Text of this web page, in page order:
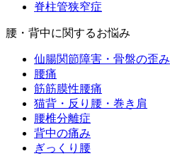
脊柱管狭窄症
腰・背中に関するお悩み
仙腸関節障害・骨盤の歪み
腰痛
筋筋膜性腰痛
猫背・反り腰・巻き肩
腰椎分離症
背中の痛み
ぎっくり腰